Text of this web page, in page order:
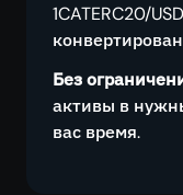
1CATERC20/
Без
активы в
вас время.